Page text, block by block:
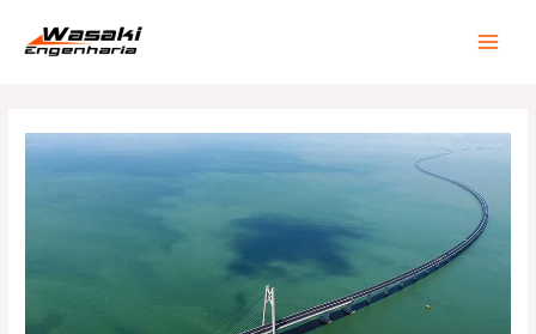
para
navigation